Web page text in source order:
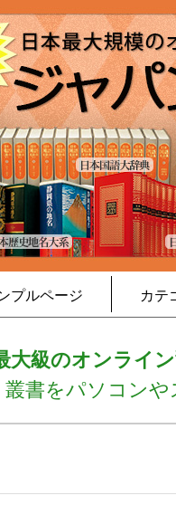
プルページ カテ
大級のオンライ
書をパソコン